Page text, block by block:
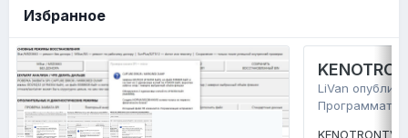
Избранное
LiVan
KENOTRONTV